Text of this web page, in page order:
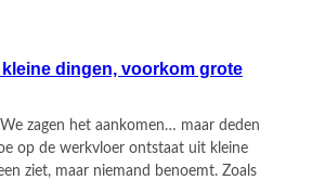
dingen, voorkom grote
zagen het aankomen… maar deden
op de werkvloer ontstaat uit kleine
ziet, maar niemand benoemt. Zoals